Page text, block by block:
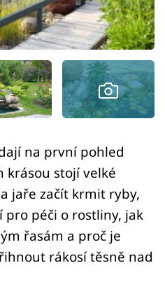
na první pohled
krásou stojí velké
jaře začít krmit ryby,
pro péči o rostliny, jak
řasám a proč je
rákosí těsně nad